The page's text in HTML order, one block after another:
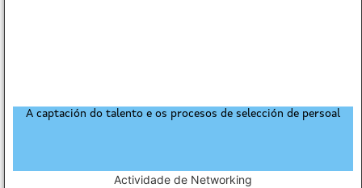
A captación do talento e os procesos de selección de persoal
Actividade de Networking